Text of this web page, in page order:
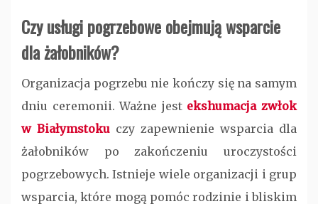
Czy usługi pogrzebowe obejmują wsparcie
dla żałobników?
Organizacja pogrzebu nie kończy się na samym
dniu ceremonii. Ważne jest ekshumacja zwłok
w Białymstoku czy zapewnienie wsparcia dla
żałobników po zakończeniu uroczystości
pogrzebowych. Istnieje wiele organizacji i grup
wsparcia, które mogą pomóc rodzinie i bliskim